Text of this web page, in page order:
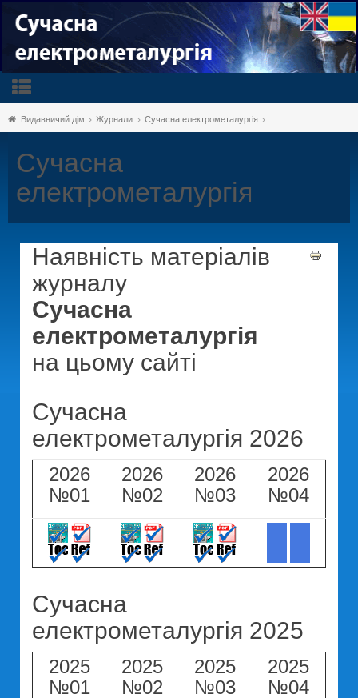
Видавничий дім Журнали Сучасна електрометалургія
Сучасна
електрометалургія
Наявність матеріалів
журналу
Сучасна
електрометалургія
на цьому сайті
Сучасна
електрометалургія 2026
2026
№01
2026
№02
2026
№03
2026
№04
Сучасна
електрометалургія 2025
2025
№01
2025
№02
2025
№03
2025
№04